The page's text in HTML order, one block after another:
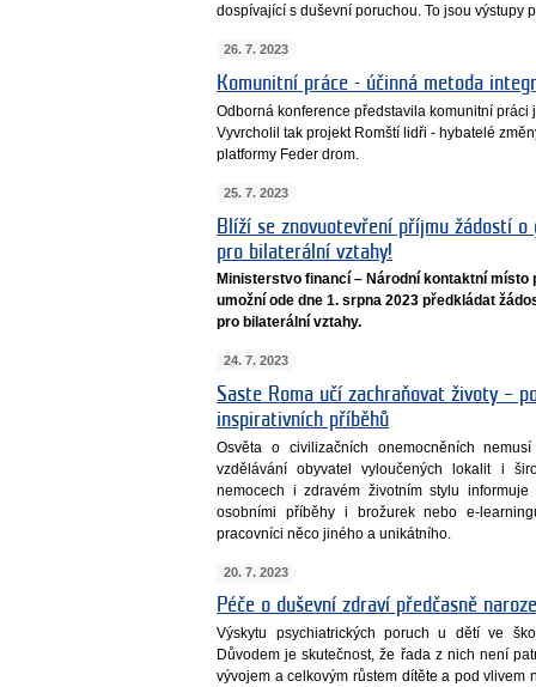
dospívající s duševní poruchou. To jsou výstupy
26. 7. 2023
Komunitní práce - účinná metoda
Odborná konference představila komunitní
Vyvrcholil tak projekt Romští lidři - hybatelé
platformy Feder drom.
25. 7. 2023
Blíží se znovuotevření příjmu žádostí
pro bilaterální vztahy!
Ministerstvo financí – Národní kontaktní místo
umožní ode dne 1. srpna 2023 předkládat
pro bilaterální vztahy.
24. 7. 2023
Saste Roma učí zachraňovat životy –
inspirativních příběhů
Osvěta o civilizačních onemocněních
vzdělávání obyvatel vyloučených lokalit i
nemocech i zdravém životním stylu
osobními příběhy i brožurek nebo e-
pracovníci něco jiného a unikátního.
20. 7. 2023
Péče o duševní zdraví předčasně
Výskytu psychiatrických poruch u dětí ve
Důvodem je skutečnost, že řada z nich není
vývojem a celkovým růstem dítěte a pod